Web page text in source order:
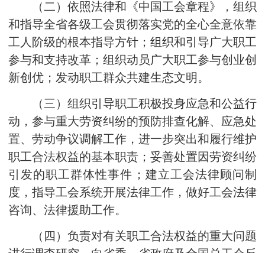
（二）依照法律和《中国工会章程》，组织
和指导全省各级工会贯彻落实党的全心全意依靠
工人阶级的根本指导方针；组织和引导广大职工
参与和支持改革；组织动员广大职工参与创业创
新创优；发动职工群众共建生态文明。
（三）组织引导职工积极投身应急和公益行
动，参与重大劳资纠纷的预防排查化解、应急处
置、劳动争议调解工作，进一步突出和履行维护
职工合法权益的基本职责；妥善处置因劳资纠纷
引发的职工群体性事件；建立工会法律顾问制
度，指导工会系统开展法律工作，做好工会法律
咨询、法律援助工作。
（四）负责对有关职工合法权益的重大问题